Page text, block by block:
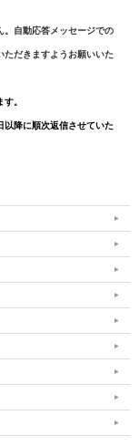
。自動応答メッセージでの
ただきますようお願いいた
。
降に順次返信させていた